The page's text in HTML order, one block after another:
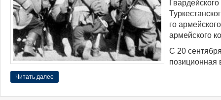
го
армейского
С 20
позиционная
Читать далее